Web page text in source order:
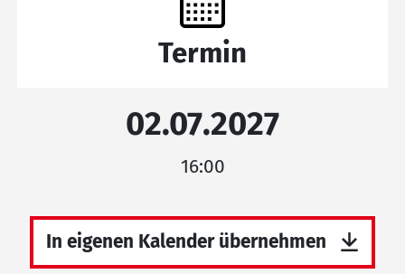
Termin
02.07.2027
16:00
In eigenen Kalender übernehmen